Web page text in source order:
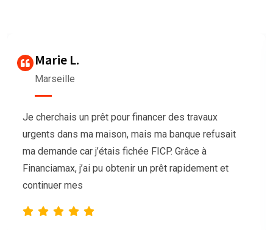
Nous avions besoin de trésorerie pour notre
association afin d’organiser un grand événement,
mais nos demandes de prêt étaient sans succès.
L’équipe de Financiamax a été très professionnelle
et compréhensive, et nous a proposé